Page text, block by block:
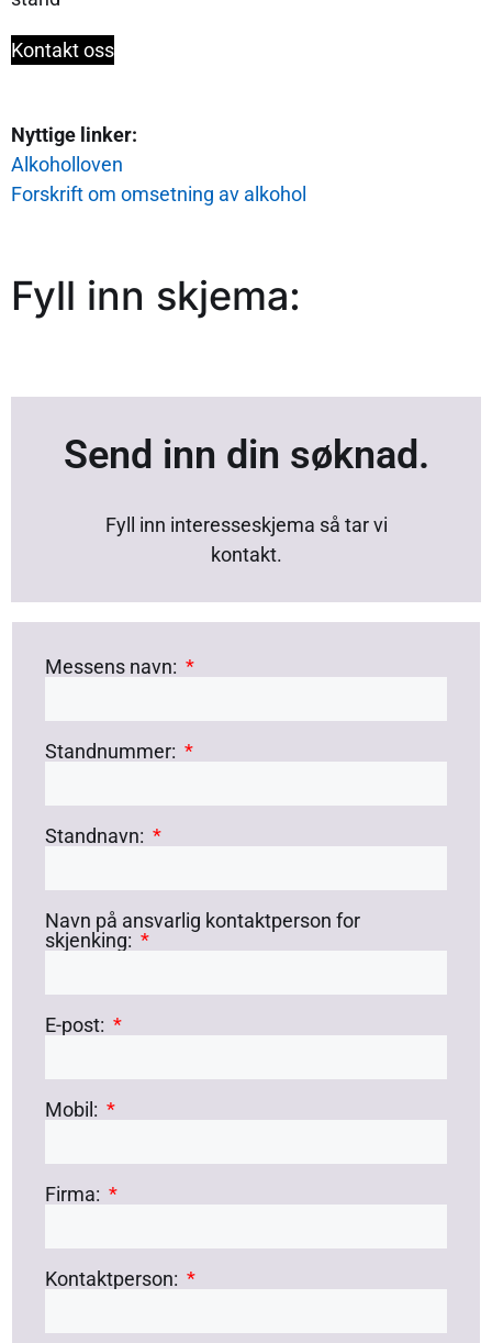
Kontakt oss
Nyttige linker:
Alkoholloven
Forskrift om omsetning av alkohol
Fyll inn skjema:
Send inn din søknad.
Fyll inn interesseskjema så tar vi
kontakt.
Messens navn:
Standnummer:
Standnavn:
Navn på ansvarlig kontaktperson for
skjenking:
E-post:
Mobil:
Firma:
Kontaktperson: